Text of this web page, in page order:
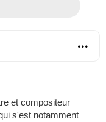
et compositeur
s'est notamment